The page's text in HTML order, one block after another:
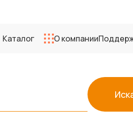
Каталог О компании